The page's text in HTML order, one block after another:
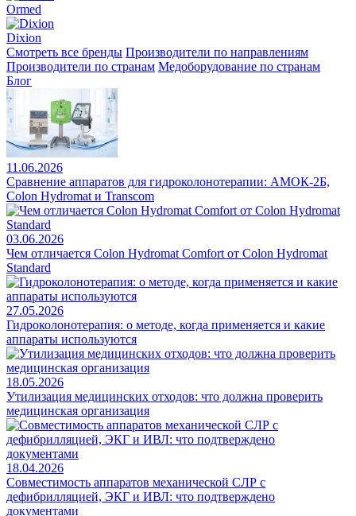
Ormed
Dixion
Смотреть все бренды Производители по направлениям
Производители по странам Медоборудование по странам
Блог
11.06.2026
Сравнение аппаратов для гидроколонотерапии: АМОК-2Б,
Colon Hydromat и Transcom
03.06.2026
Чем отличается Colon Hydromat Comfort от Colon Hydromat
Standard
27.05.2026
Гидроколонотерапия: о методе, когда применяется и какие
аппараты используются
18.05.2026
Утилизация медицинских отходов: что должна проверить
медицинская организация
18.04.2026
Совместимость аппаратов механической СЛР с
дефибрилляцией, ЭКГ и ИВЛ: что подтверждено
документами